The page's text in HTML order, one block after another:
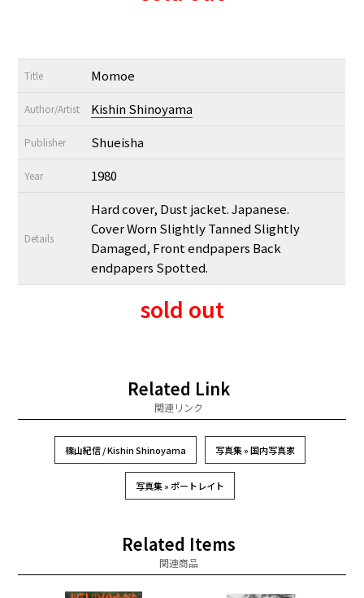
Title Momoe
Author/Artist Kishin Shinoyama
Publisher Shueisha
Year 1980
Details
Hard cover, Dust jacket. Japanese.
Cover Worn Slightly Tanned Slightly
Damaged, Front endpapers Back
endpapers Spotted.
sold out
Related Link
関連リンク
篠山紀信 / Kishin Shinoyama 写真集 » 国内写真家
写真集 » ポートレイト
Related Items
関連商品